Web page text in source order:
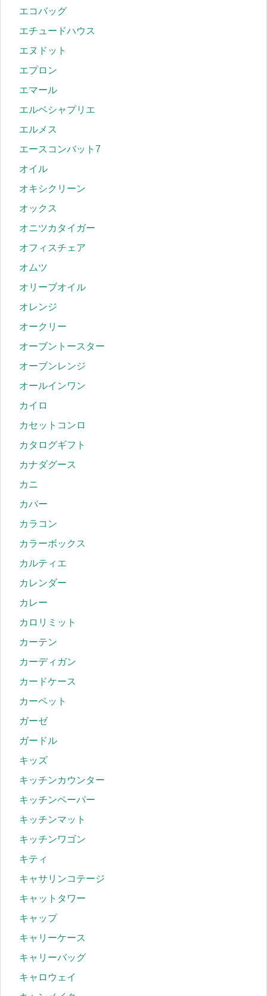
エコバッグ
エチュードハウス
エヌドット
エプロン
エマール
エルベシャプリエ
エルメス
エースコンバット7
オイル
オキシクリーン
オックス
オニツカタイガー
オフィスチェア
オムツ
オリーブオイル
オレンジ
オークリー
オーブントースター
オーブンレンジ
オールインワン
カイロ
カセットコンロ
カタログギフト
カナダグース
カニ
カバー
カラコン
カラーボックス
カルティエ
カレンダー
カレー
カロリミット
カーテン
カーディガン
カードケース
カーペット
ガーゼ
ガードル
キッズ
キッチンカウンター
キッチンペーパー
キッチンマット
キッチンワゴン
キティ
キャサリンコテージ
キャットタワー
キャップ
キャリーケース
キャリーバッグ
キャロウェイ